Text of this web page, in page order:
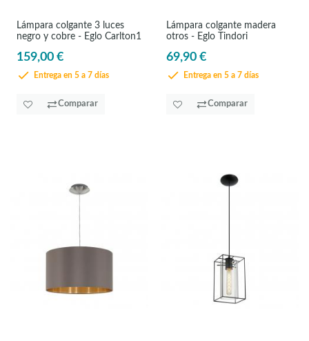
Lámpara colgante 3 luces
negro y cobre - Eglo Carlton1
159,00 €
Entrega en 5 a 7 días
Comparar
Lámpara colgante madera
otros - Eglo Tindori
69,90 €
Entrega en 5 a 7 días
Comparar